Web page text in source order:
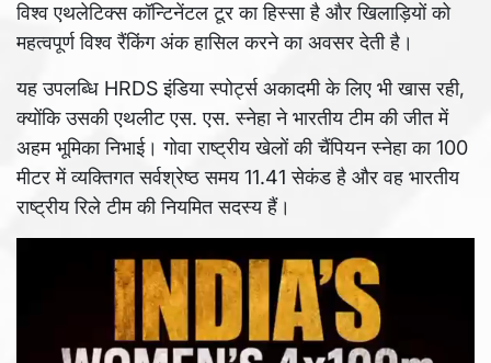
विश्व एथलेटिक्स कॉन्टिनेंटल टूर का हिस्सा है और खिलाड़ियों को
महत्वपूर्ण विश्व रैंकिंग अंक हासिल करने का अवसर देती है।
यह उपलब्धि HRDS इंडिया स्पोर्ट्स अकादमी के लिए भी खास रही,
क्योंकि उसकी एथलीट एस. एस. स्नेहा ने भारतीय टीम की जीत में
अहम भूमिका निभाई। गोवा राष्ट्रीय खेलों की चैंपियन स्नेहा का 100
मीटर में व्यक्तिगत सर्वश्रेष्ठ समय 11.41 सेकंड है और वह भारतीय
राष्ट्रीय रिले टीम की नियमित सदस्य हैं।